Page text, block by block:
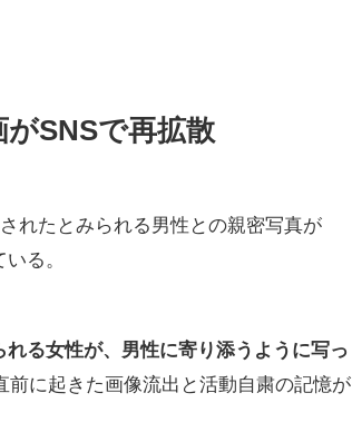
がSNSで再拡散
れたとみられる男性との親密写真が
る。
る女性が、男性に寄り添うように写っ
に起きた画像流出と活動自粛の記憶が